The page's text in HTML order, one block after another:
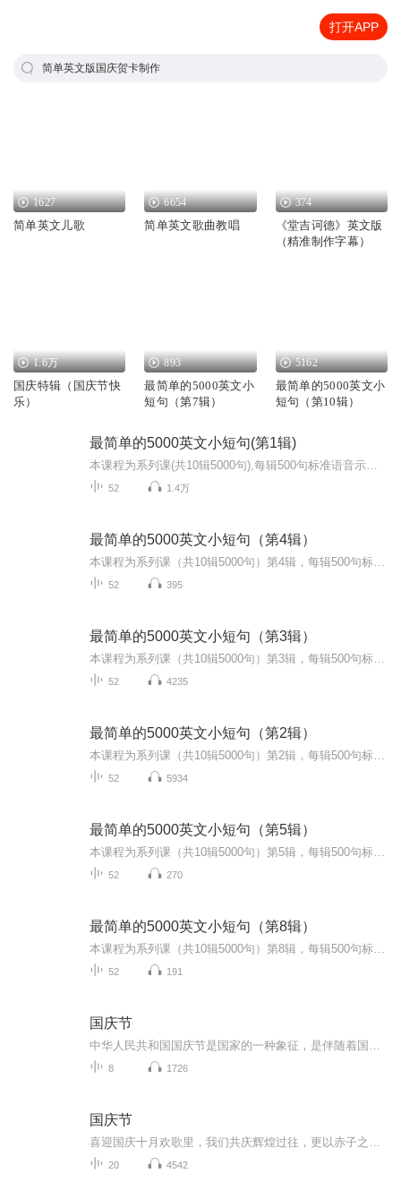
打开APP
简单英文版国庆贺卡制作
1627
简单英文儿歌
6654
简单英文歌曲教唱
374
《堂吉诃德》英文版
（精准制作字幕）
1.6万
国庆特辑（国庆节快
乐）
893
最简单的5000英文小
短句（第7辑）
5162
最简单的5000英文小
短句（第10辑）
最简单的5000英文小短句(第1辑)
52 1.4万
最简单的5000英文小短句（第4辑）
52 395
最简单的5000英文小短句（第3辑）
52 4235
最简单的5000英文小短句（第2辑）
52 5934
最简单的5000英文小短句（第5辑）
52 270
最简单的5000英文小短句（第8辑）
52 191
国庆节
8 1726
国庆节
20 4542